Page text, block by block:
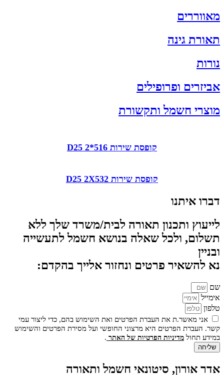
מאווררים
תאורת גינה
נורות
אביזרים ופרופילים
מוצרי חשמל ותקשורת
קופסת שירות D25 2*516
קופסת שירות D25 2X532
דברו איתנו
לייעוץ ותכנון תאורה לבית/משרד שלך ללא
תשלום, ולכל שאלה בנושא חשמל לתעשייה
ובניין
נא להשאיר פרטים ונחזור אלייך בהקדם:
שם
אימייל
טלפון
אני מאשר.ת את העברת הפרטים ואת השימוש בהם, כדי ליצור עמי
קשר. העברת הפרטים היא מרצוני החופשי ועל מסירת הפרטים והשימוש
במידע תחול מדיניות הפרטיות של האתר .
שליחה
אדר אורון, סיטונאי חשמל ותאורה